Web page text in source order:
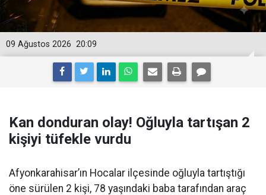
20:09
09 Ağustos 2026
Kan donduran olay! Oğluyla tartışan 2
kişiyi tüfekle vurdu
Afyonkarahisar’ın Hocalar ilçesinde oğluyla tartıştığı
öne sürülen 2 kişi, 78 yaşındaki baba tarafından araç